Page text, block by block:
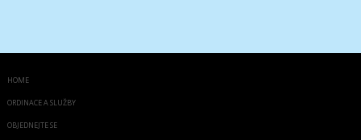
HOME
ORDINACE A SLUŽBY
OBJEDNEJTE SE